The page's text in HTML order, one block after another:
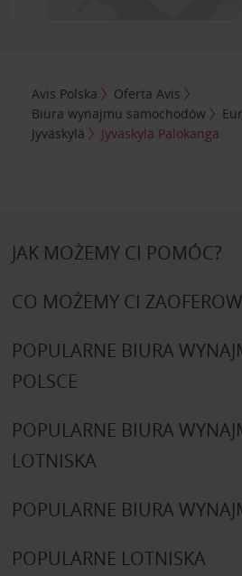
Avis Polska
Oferta Avis
Biura wynajmu samochodów
Jyväskylä
Jyväskylä Palokanga
JAK MOŻEMY CI POMÓC?
CO MOŻEMY CI
POPULARNE BIURA
POLSCE
POPULARNE BIURA
LOTNISKA
POPULARNE BIURA
POPULARNE LOTNISKA